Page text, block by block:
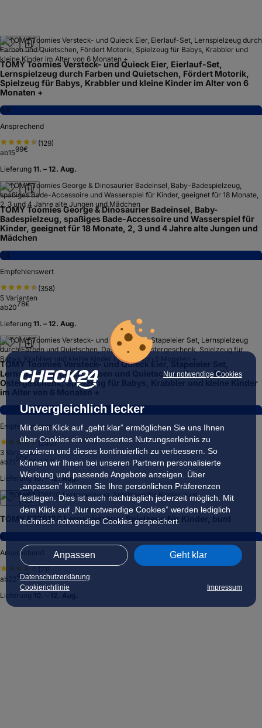
Nur notwendige Cookies
Unvergleichlich lecker
Mit dem Klick auf „geht klar” ermöglichen Sie uns Ihnen
über Cookies ein verbessertes Nutzungserlebnis zu
servieren und dieses kontinuierlich zu verbessern. So
können wir Ihnen bei unseren Partnern personalisierte
Werbung und passende Angebote anzeigen. Über
„anpassen” können Sie Ihre persönlichen Präferenzen
festlegen. Dies ist auch nachträglich jederzeit möglich. Mit
dem Klick auf „Nur notwendige Cookies” werden lediglich
technisch notwendige Cookies gespeichert.
Anpassen Geht klar
Datenschutzerklärung
Cookierichtlinie
Impressum
TOMY Toomies Versteck- und Quieck Eier, Eierlauf-Set,
Lernspielzeug durch Farben und Quietschen, Fördert Motorik,
Spielzeug für Babys, Krabbler und kleine Kinder im Alter von 6
Monaten +
6,9
Ansprechend
(129)
ab1599€
Lieferung 11. – 12. Aug.
TOMY Toomies George & Dinosaurier Badeinsel, Baby-
Badespielzeug, spaßiges Bade-Accessoire und Wasserspiel für
Kinder, geeignet für 18 Monate, 2, 3 und 4 Jahre alte Jungen und
Mädchen
7,4
Empfehlenswert
(358)
5 Varianten
ab2078€
Lieferung 11. – 12. Aug.
TOMY Toomies Versteck- und Quieck Eier, Stapeleier Set,
Lernspielzeug durch Farben und Quietschen, Das perfekte
Ostergeschenk, Spielzeug für Babys, Krabbler und kleine Kinder
im Alter von 6 Monaten +
7,2
Empfehlenswert
(240)
3 Varianten
ab
50 € 22,40 €
Lieferung 10. – 12. Aug.
TOMY E72612C Lernspielzeug, Spielzeug für Kinder, bunt
6,6
Ansprechend
ab
40€
Lieferung